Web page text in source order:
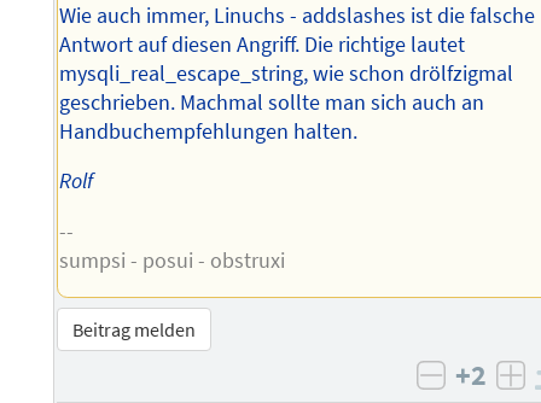
Wie auch immer, Linuchs - addslashes ist die falsche
Antwort auf diesen Angriff. Die richtige lautet
mysqli_real_escape_string, wie schon drölfzigmal
geschrieben. Machmal sollte man sich auch an
Handbuchempfehlungen halten.
Rolf
--
sumpsi - posui - obstruxi
Beitrag melden
negativ
+2